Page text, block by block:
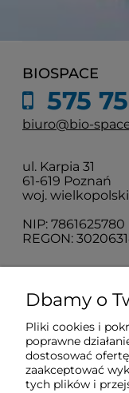
BIOSPACE
575
biuro@bio-
ul. Karpia 31
61-619 Poznań
woj.
NIP: 7861625780
REGON:
O nas
Obsługa
Pomoc
Dbamy o
Pliki cookies i
poprawne
dostosować
zaakceptować
tych plików i